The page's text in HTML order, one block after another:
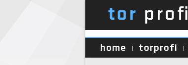
home torprofi